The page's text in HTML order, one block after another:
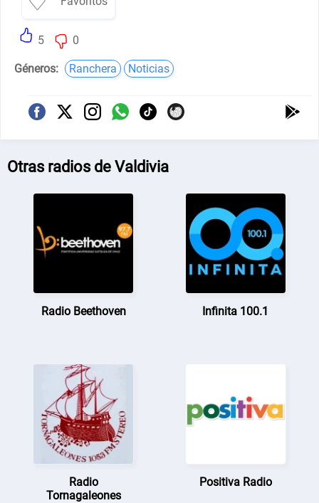
5 0
Géneros: Ranchera Noticias
Otras radios de Valdivia
Radio Beethoven Infinita 100.1
Radio
Tornagaleones
Positiva Radio